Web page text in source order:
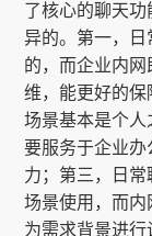
了核心的聊天
异的。第一，
的，而企业内
维，能更好的保
场景基本是个
要服务于企业
力；第三，日
场景使用，而
为需求背景进